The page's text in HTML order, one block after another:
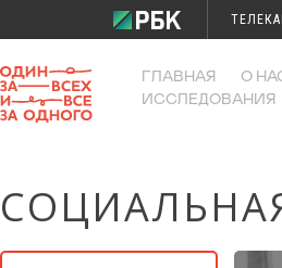
ГЛАВНАЯ
О
ИССЛЕДОВАНИЯ